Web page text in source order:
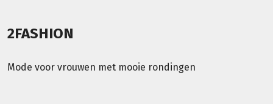
2FASHION
Mode voor vrouwen met mooie rondingen